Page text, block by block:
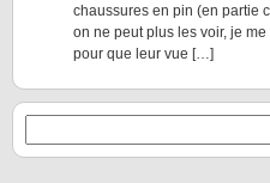
chaussures en pin (en partie
on ne peut plus les voir, je
pour que leur vue […]